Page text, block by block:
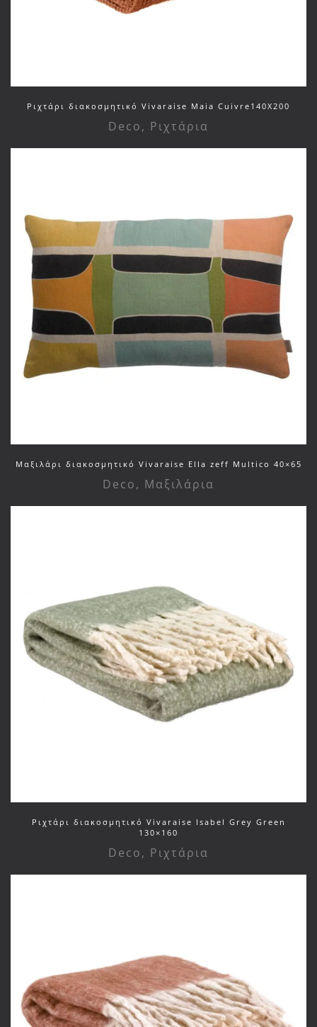
Ριχτάρι διακοσμητικό Vivaraise Maia Cuivre140X200
Deco, Ριχτάρια
Μαξιλάρι διακοσμητικό Vivaraise Ella zeff Multico 40×65
Deco, Μαξιλάρια
Ριχτάρι διακοσμητικό Vivaraise Isabel Grey Green
130×160
Deco, Ριχτάρια